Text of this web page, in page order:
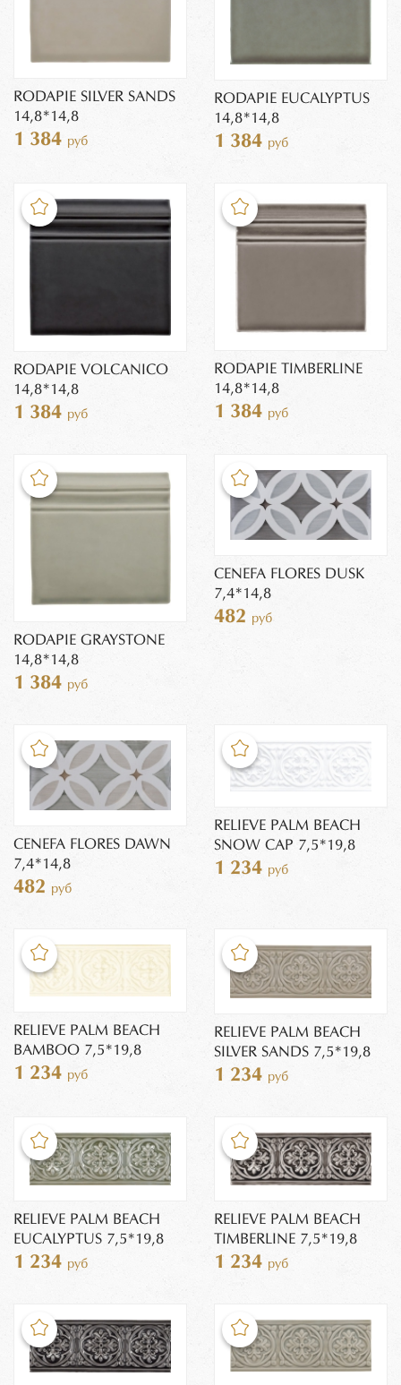
RODAPIE SILVER SANDS
14,8*14,8
1 384 руб
RODAPIE EUCALYPTUS
14,8*14,8
1 384 руб
RODAPIE VOLCANICO
14,8*14,8
1 384 руб
RODAPIE TIMBERLINE
14,8*14,8
1 384 руб
RODAPIE GRAYSTONE
14,8*14,8
1 384 руб
CENEFA FLORES DUSK
7,4*14,8
482 руб
CENEFA FLORES DAWN
7,4*14,8
482 руб
RELIEVE PALM BEACH
SNOW CAP 7,5*19,8
1 234 руб
RELIEVE PALM BEACH
BAMBOO 7,5*19,8
1 234 руб
RELIEVE PALM BEACH
SILVER SANDS 7,5*19,8
1 234 руб
RELIEVE PALM BEACH
EUCALYPTUS 7,5*19,8
1 234 руб
RELIEVE PALM BEACH
TIMBERLINE 7,5*19,8
1 234 руб